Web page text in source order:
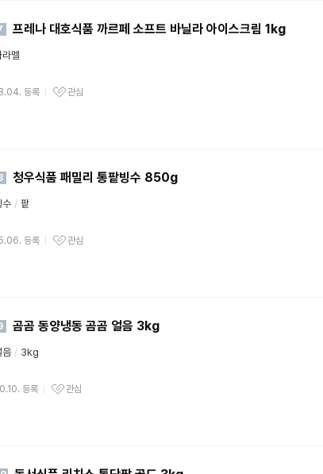
프레나 대호식품 까르페 소프트 바닐라 아이스크림 1kg
라멜
등록 관심
청우식품 패밀리 통팥빙수 850g
수 / 팥
등록 관심
곰곰 동양냉동 곰곰 얼음 3kg
음 / 3kg
등록 관심